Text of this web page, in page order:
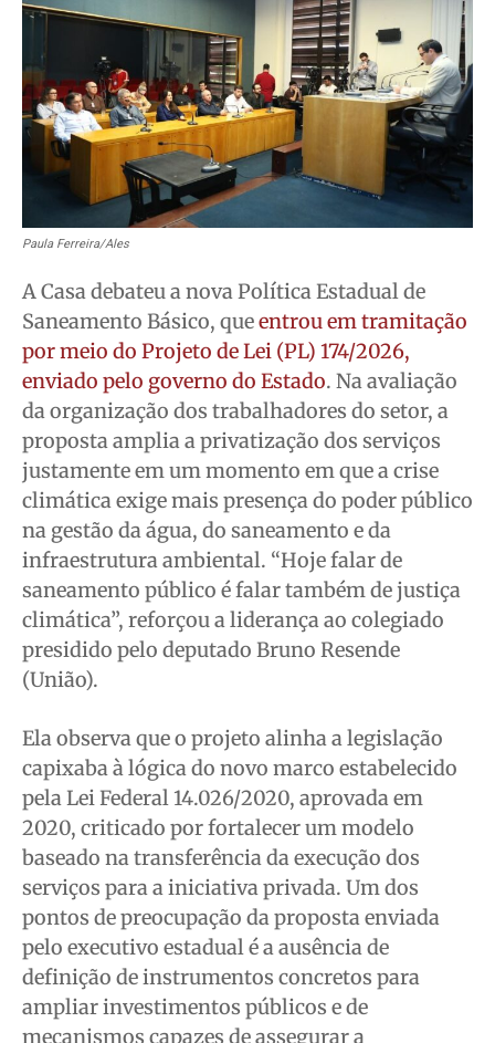
Contato
Anuncie
Termos de Uso
Privacidade
Contato
Anuncie
Termos de Uso
Privacidade
Contato
Anuncie
Termos de Uso
Privacidade
Contato
Anuncie
Termos de Uso
Privacidade
Paula Ferreira/Ales
A Casa debateu a nova Política Estadual de
Saneamento Básico, queentrou em tramitação
por meio do Projeto de Lei (PL) 174/2026,
enviado pelo governo do Estado. Na avaliação
da organização dos trabalhadores do setor, a
proposta amplia a privatização dos serviços
justamente em um momento em que a crise
climática exige mais presença do poder público
na gestão da água, do saneamento e da
infraestrutura ambiental. “Hoje falar de
saneamento público é falar também de justiça
climática”, reforçou a liderança ao colegiado
presidido pelo deputado Bruno Resende
(União).
Ela observa que o projeto alinha a legislação
capixaba à lógica do novo marco estabelecido
pela Lei Federal 14.026/2020, aprovada em
2020, criticado por fortalecer um modelo
baseado na transferência da execução dos
serviços para a iniciativa privada. Um dos
pontos de preocupação da proposta enviada
pelo executivo estadual é a ausência de
definição de instrumentos concretos para
ampliar investimentos públicos e de
mecanismos capazes de assegurar a